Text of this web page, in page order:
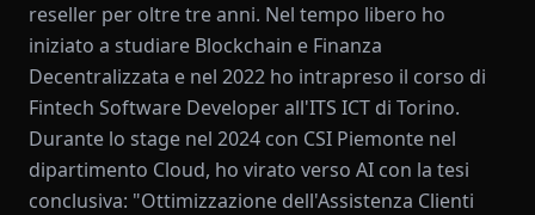
reseller per oltre tre anni. Nel tempo libero ho
iniziato a studiare Blockchain e Finanza
Decentralizzata e nel 2022 ho intrapreso il corso di
Fintech Software Developer all'ITS ICT di Torino.
Durante lo stage nel 2024 con CSI Piemonte nel
dipartimento Cloud, ho virato verso AI con la tesi
conclusiva: "Ottimizzazione dell'Assistenza Clienti